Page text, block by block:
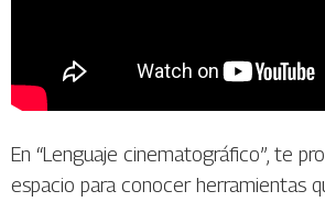
En “Lenguaje cinematográfico”, te
espacio para conocer herramientas